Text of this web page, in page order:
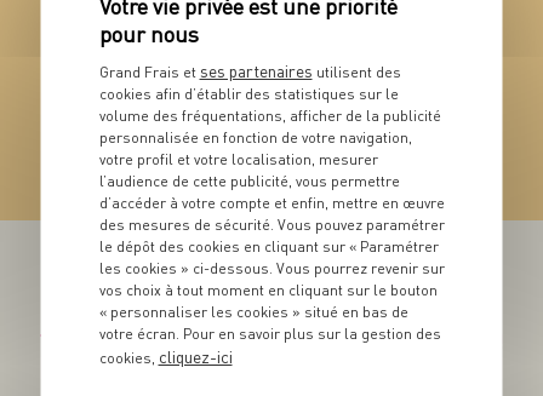
VIN
Crozes-Hermitage
AOP
VOIR LE PRODUIT
Téléchargez l’App pour profiter d’offres exclusives !
Grand Frais et ses partenaires utilisent des
cookies afin d’établir des statistiques sur le
volume des fréquentations, afficher de la publicité
personnalisée en fonction de votre navigation,
votre profil et votre localisation, mesurer
l’audience de cette publicité, vous permettre
d’accéder à votre compte et enfin, mettre en œuvre
des mesures de sécurité. Vous pouvez paramétrer
le dépôt des cookies en cliquant sur « Paramétrer
les cookies » ci-dessous. Vous pourrez revenir sur
vos choix à tout moment en cliquant sur le bouton
« personnaliser les cookies » situé en bas de
votre écran. Pour en savoir plus sur la gestion des
cookies, cliquez-ici